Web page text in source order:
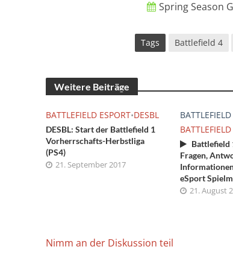
Spring Season
Tags Battlefield 4
Weitere Beiträge
BATTLEFIELD ESPORT•DESBL
DESBL: Start der Battlefield 1
Vorherrschafts-Herbstliga
(PS4)
21. September 2017
BATTLEFIELD
Battlefield
Fragen,
eSport
21. August
Nimm an der Diskussion teil